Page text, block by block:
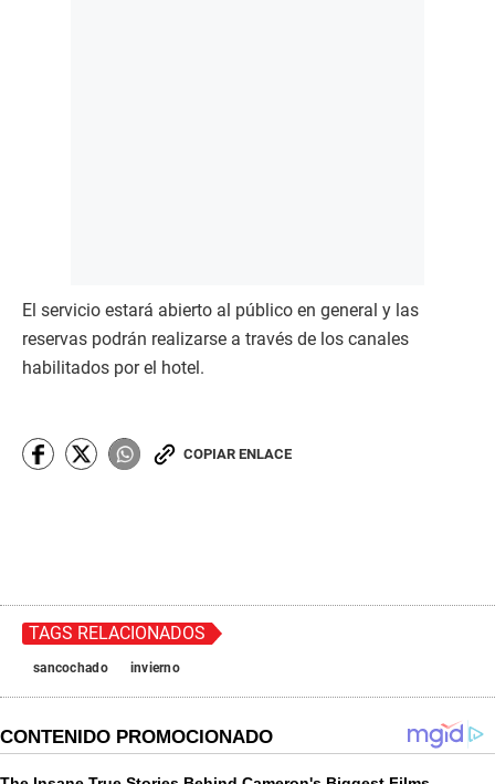
El servicio estará abierto al público en general y las
reservas podrán realizarse a través de los canales
habilitados por el hotel.
COPIAR ENLACE
TAGS RELACIONADOS
sancochado invierno